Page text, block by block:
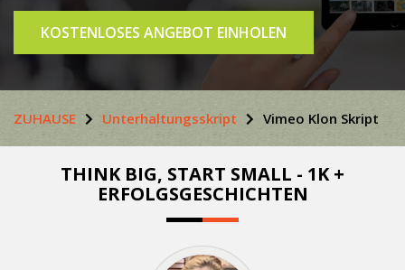
KOSTENLOSES ANGEBOT EINHOLEN
ZUHAUSE Unterhaltungsskript Vimeo Klon Skript
THINK BIG, START SMALL - 1K +
ERFOLGSGESCHICHTEN